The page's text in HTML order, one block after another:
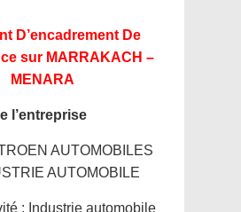
D’encadrement De
sur MARRAKACH –
MENARA
l’entreprise
AUTOMOBILES
AUTOMOBILE
: Industrie automobile